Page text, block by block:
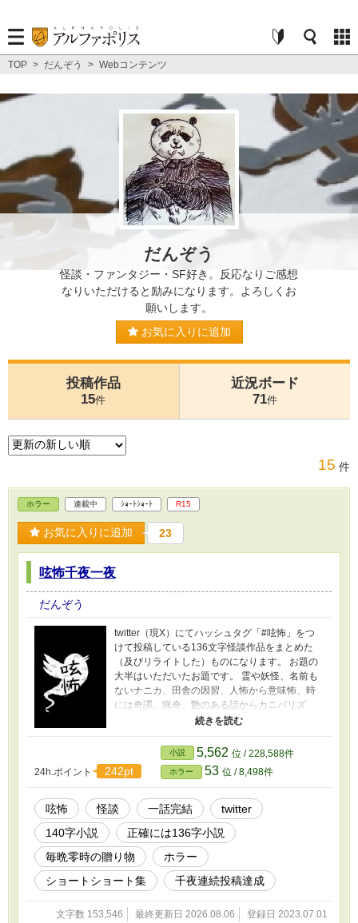
TOP > だんぞう > Webコンテンツ
だんぞう
怪談・ファンタジー・SF好き。反応なりご感想
なりいただけると励みになります。よろしくお
願いします。
お気に入りに追加
投稿作品
15件
近況ボード
71件
15 件
ホラー 連載中 ｼｮｰﾄｼｮｰﾄ R15
お気に入りに追加 23
呟怖千夜一夜
だんぞう
twitter（現X）にてハッシュタグ「#呟怖」をつ
けて投稿している136文字怪談作品をまとめた
（及びリライトした）ものになります。 お題の
大半はいただいたお題です。 霊や妖怪、名前も
ないナニカ、田舎の因習、人怖から意味怖、時
には奇譚、猟奇、艶のある話からカニバリズ
ム、クトゥルフまで、話ごとにテイストが異な
ります。ごくたまに実話も混ざることも。 毎
晩、零時に一話ずつお届け――しておりました
が、千夜連続投稿達成を機に連日更新をやめ、
不定期連載へと移行させていただきます。 ごく
たまに残酷描写があるかと思うので念のために
R15をつけておきます。
24h.ポイント 242pt
小説 5,562 位 / 228,588件
ホラー 53 位 / 8,498件
呟怖 怪談 一話完結
twitter
140字小説
正確には136字小説
毎晩零時の贈り物
ホラー
ショートショート集
千夜連続投稿達成
文字数 153,546 最終更新日 2026.08.06 登録日 2023.07.01